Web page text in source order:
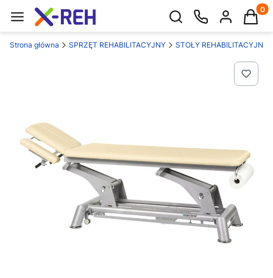
Otwórz wyszukiwarkę
Strona główna SPRZĘT REHABILITACYJNY STOŁY REHABILITACYJNE